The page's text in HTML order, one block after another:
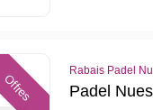
Offres
Rabais Padel
Padel